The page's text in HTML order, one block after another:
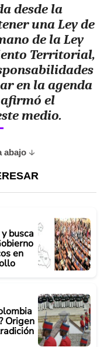
desde la
una Ley de
de la Ley
Territorial,
en la agenda
afirmó el
medio.
abajo
busca
en
Origen